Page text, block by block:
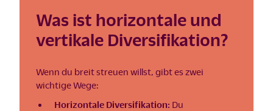
Was ist horizontale und
vertikale Diversifikation?
Wenn du breit streuen willst, gibt es zwei
wichtige Wege:
Horizontale Diversifikation: Du